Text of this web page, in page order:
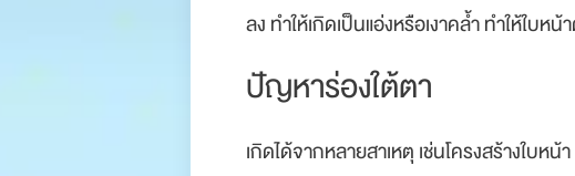
ลง ทำให้เกิดเป็นแอ่งหรือเงาคล้ำ ทำให้ใบหน้
ปัญหาร่องใต้ตา
เกิดได้จากหลายสาเหตุ เช่นโครงสร้างใบห